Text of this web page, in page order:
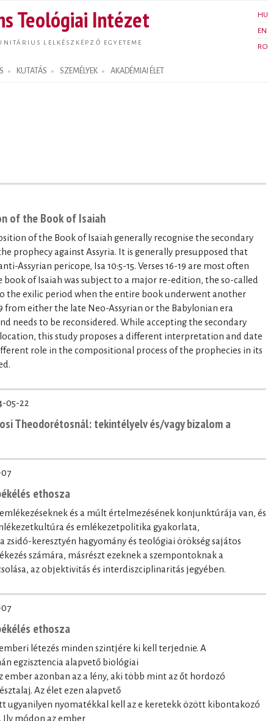
tartalomra
Teológiai Intézet
LELKÉSZKÉPZŐ EGYETEME
HU
EN
RO
KUTATÁS SZEMÉLYEK AKADÉMIAI ÉLET
of the Book of Isaiah
of the Book of Isaiah generally recognise the secondary
prophecy against Assyria. It is generally presupposed that
Assyrian pericope, Isa 10:5-15. Verses 16-19 are most often
of Isaiah was subject to a major re-edition, the so-called
the exilic period when the entire book underwent another
from either the late Neo-Assyrian or the Babylonian era
needs to be reconsidered. While accepting the secondary
this study proposes a different interpretation and date
role in the compositional process of the prophecies in its
05-22
Theodorétosnál: tekintélyelv és/vagy bizalom a
ethosza
és a múlt értelmezésének konjunktúrája van, és
és emlékezetpolitika gyakorlata,
zsidó-keresztyén hagyomány és teológiai örökség sajátos
számára, másrészt ezeknek a szempontoknak a
az objektivitás és interdiszciplinaritás jegyében.
ethosza
létezés minden szintjére ki kell terjednie. A
egzisztencia alapvető biológiai
azonban az a lény, aki több mint az őt hordozó
Az élet ezen alapvető
ugyanilyen nyomatékkal kell az e keretekk özött kibontakozó
Ily módon az ember